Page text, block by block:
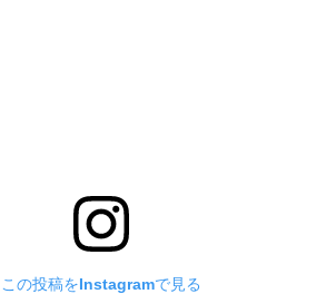
この投稿をInstagramで見る